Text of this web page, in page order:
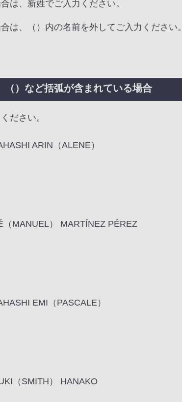
は、新姓でご入力ください。
は、（）内の名前を外してご入力ください。
（）など括弧が含まれている場合
ださい。
ARIN（ALENE）
MANUEL） MARTÍNEZ PÉREZ
EMI（PASCALE）
（SMITH） HANAKO